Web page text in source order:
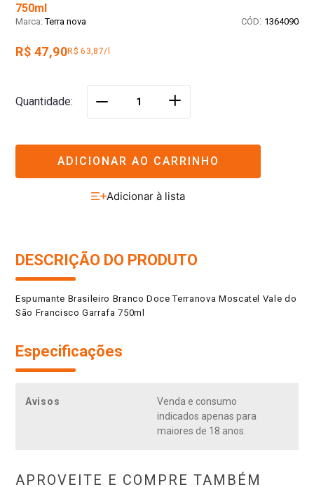
750ml
Terra nova : 1364090
R$ 47,90R$ 63,87/l
Quantidade ＋
ADICIONAR AO CARRINHO
DESCRIÇÃO DO PRODUTO
Espumante Brasileiro Branco Doce Terranova Moscatel Vale do
São Francisco Garrafa 750ml
Especificações
Avisos
Venda e consumo
indicados apenas para
maiores de 18 anos.
APROVEITE E COMPRE TAMBÉM